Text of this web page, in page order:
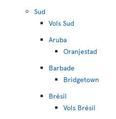
Sud
Vols Sud
Aruba
Oranjestad
Barbade
Bridgetown
Brésil
Vols Brésil